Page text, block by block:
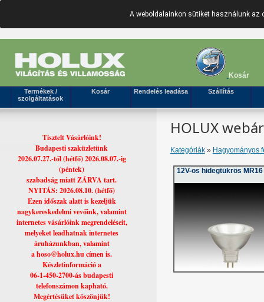
A weboldalainkon sütiket használunk
Kosár
Termékek /
szolgáltatások
Kosár Rendelés leadása Szállítás
HOLUX
Kategóriák» Hagyományos
12V-os hidegtükrös
Tisztelt Vásárlóink!
Budapesti szaküzletünk
2026.07.27.-től (hétfő) 2026.08.07.-ig
(péntek)
szabadság miatt ZÁRVA tart.
NYITÁS: 2026.08.10. (hétfő)
Ezen időszak alatt is kezeljük
nagykereskedelmi vevőink, valamint
internetes vásárlóink megrendeléseit,
melyeket leadhatnak internetes
áruházunkban, valamint
a hoso@holux.hu címen is.
Készletinformáció a
06-1-450-2700-ás budapesti
telefonszámon kapható.
Megértésüket köszönjük!